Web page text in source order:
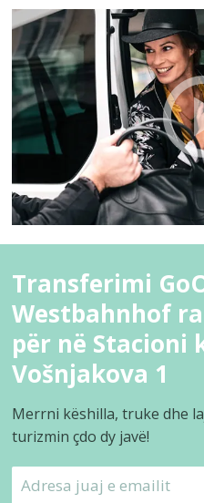
Transferimi
Westbahnhof
për në Stacioni
Vošnjakova 1
Merrni këshilla, truke dhe
turizmin çdo dy javë!